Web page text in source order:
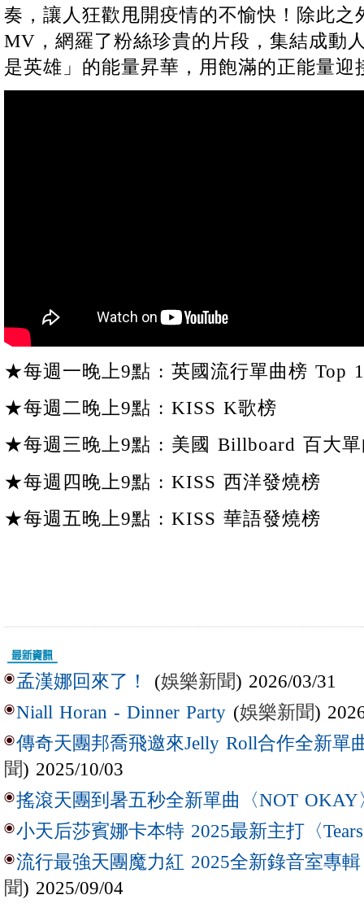
奏，讓人狂歡甩開疫情的不愉快！除此之
MV，網羅了粉絲珍貴的片段，集結成動
是英雄」的能量昇華，用飽滿的正能量迎
★每週一晚上9點 : 英國流行單曲榜 Top
★每週二晚上9點 : KISS K歌榜
★每週三晚上9點 : 美國 Billboard 百大
★每週四晚上9點 : KISS 西洋發燒榜
★每週五晚上9點 : KISS 華語發燒榜
孟漢娜回來了！ (娛樂新聞) 2026/03/31
Niall Horan - Dinner Party (娛樂新聞)
傳奇天團邦喬飛邀來Jelly Roll合作全新單
聞) 2025/10/03
搖滾天團到暑五秒全新單曲〈NOT OKAY
小天后莎賓娜卡本特 2025最新主打〈
流行最強天團魔力紅 2025全新錄音室專
聞) 2025/09/04